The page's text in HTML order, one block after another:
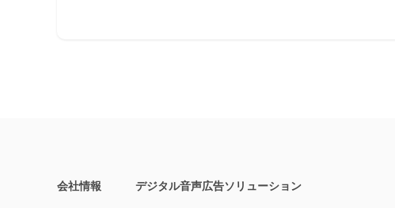
会社情報 デジタル音声広告ソリューション